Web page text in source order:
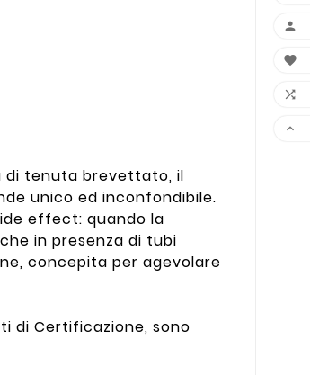
di tenuta brevettato, il
unico ed inconfondibile.
effect: quando la
in presenza di tubi
concepita per agevolare
di Certificazione, sono



